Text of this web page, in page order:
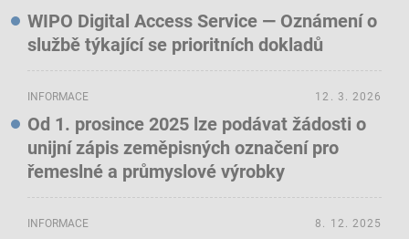
WIPO Digital Access Service — Oznámení o
službě týkající se prioritních dokladů
INFORMACE
Od 1. prosince 2025 lze podávat žádosti o
unijní zápis zeměpisných označení pro
řemeslné a průmyslové výrobky
12. 3. 2026
INFORMACE 8. 12. 2025